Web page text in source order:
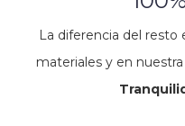
La diferencia del resto
materiales y en